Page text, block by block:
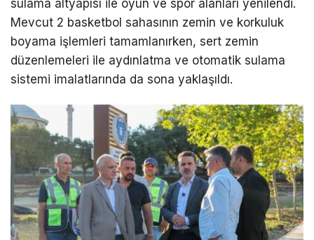
sulama altyapısı ile oyun ve spor alanları yenilendi.
Mevcut 2 basketbol sahasının zemin ve korkuluk
boyama işlemleri tamamlanırken, sert zemin
düzenlemeleri ile aydınlatma ve otomatik sulama
sistemi imalatlarında da sona yaklaşıldı.